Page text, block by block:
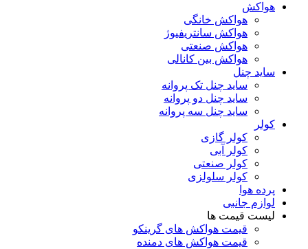
هواکش
هواکش خانگی
هواکش سانتریفیوژ
هواکش صنعتی
هواکش بین کانالی
ساید چنل
ساید چنل تک پروانه
ساید چنل دو پروانه
ساید چنل سه پروانه
کولر
کولر گازی
کولر آبی
کولر صنعتی
کولر سلولزی
پرده هوا
لوازم جانبی
لیست قیمت ها
قیمت هواکش های گرینکو
قیمت هواکش های دمنده